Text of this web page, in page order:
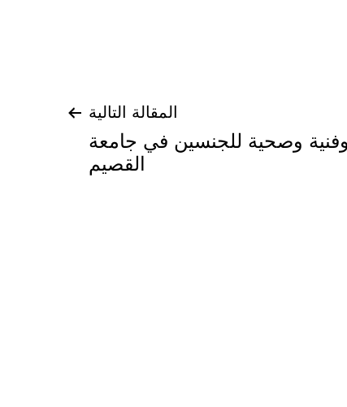
المقالة التالية
وصحية للجنسين في جامعة
القصيم